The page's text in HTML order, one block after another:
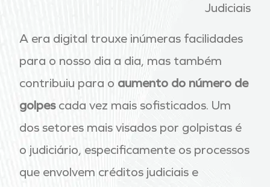
Judiciais
A era digital trouxe inúmeras facilidades
para o nosso dia a dia, mas também
contribuiu para o aumento do número de
golpescada vez mais sofisticados. Um
dos setores mais visados por golpistas é
o judiciário, especificamente os processos
que envolvem créditos judiciais e